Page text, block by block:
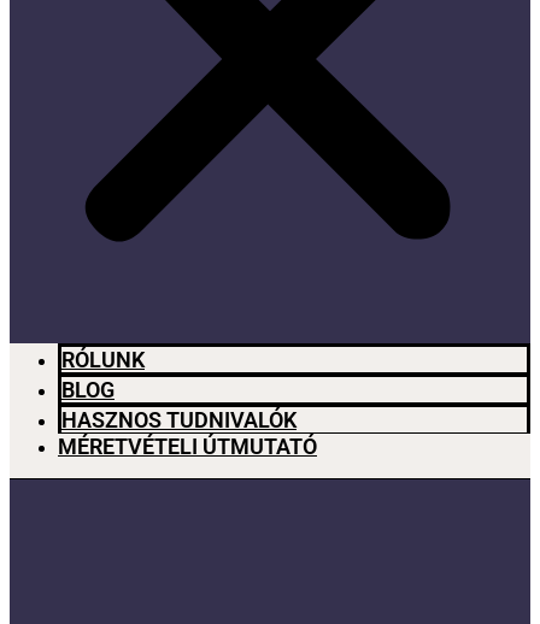
RÓLUNK
BLOG
HASZNOS TUDNIVALÓK
MÉRETVÉTELI ÚTMUTATÓ